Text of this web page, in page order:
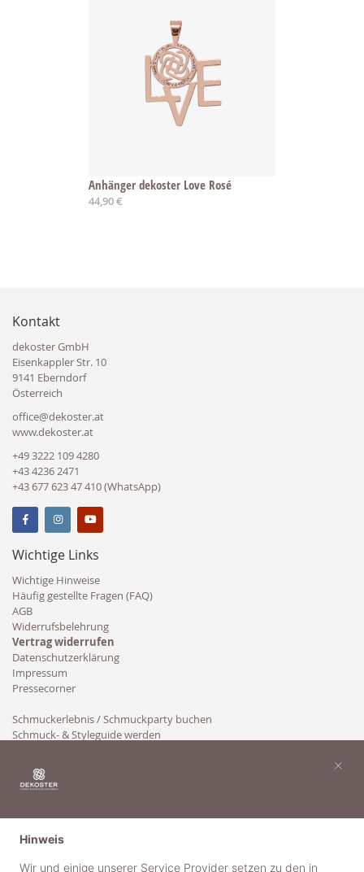
Anhänger dekoster Love Rosé
44,90 €
Kontakt
dekoster GmbH
Eisenkappler Str. 10
9141 Eberndorf
Österreich
office@dekoster.at
www.dekoster.at
+49 3222 109 4280
+43 4236 2471
+43 677 623 47 410 (WhatsApp)
Wichtige Links
Wichtige Hinweise
Häufig gestellte Fragen (FAQ)
AGB
Widerrufsbelehrung
Vertrag widerrufen
Datenschutzerklärung
Impressum
Pressecorner
Schmuckerlebnis / Schmuckparty buchen
Schmuck- & Styleguide werden
Hinweis
Wir und einige unserer Service Provider setzen zu den in
×